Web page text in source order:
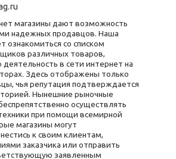
магазины дают возможность
надежных продавцов. Наша
ознакомиться со списком
различных товаров,
в сети интернет на
Здесь отображены только
чья репутация подтверждается
Нынешние рыночные
осуществлять
при помощи всемирной
магазины могут
к своим клиентам,
заказчика или отправить
заявленным